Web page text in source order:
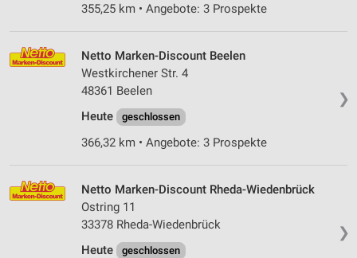
355,25 km • Angebote: 3 Prospekte
❯
Netto Marken-Discount Beelen
Westkirchener Str. 4
48361 Beelen
Heute
geschlossen
366,32 km • Angebote: 3 Prospekte
❯
Netto Marken-Discount Rheda-Wiedenbrück
Ostring 11
33378 Rheda-Wiedenbrück
Heute
geschlossen